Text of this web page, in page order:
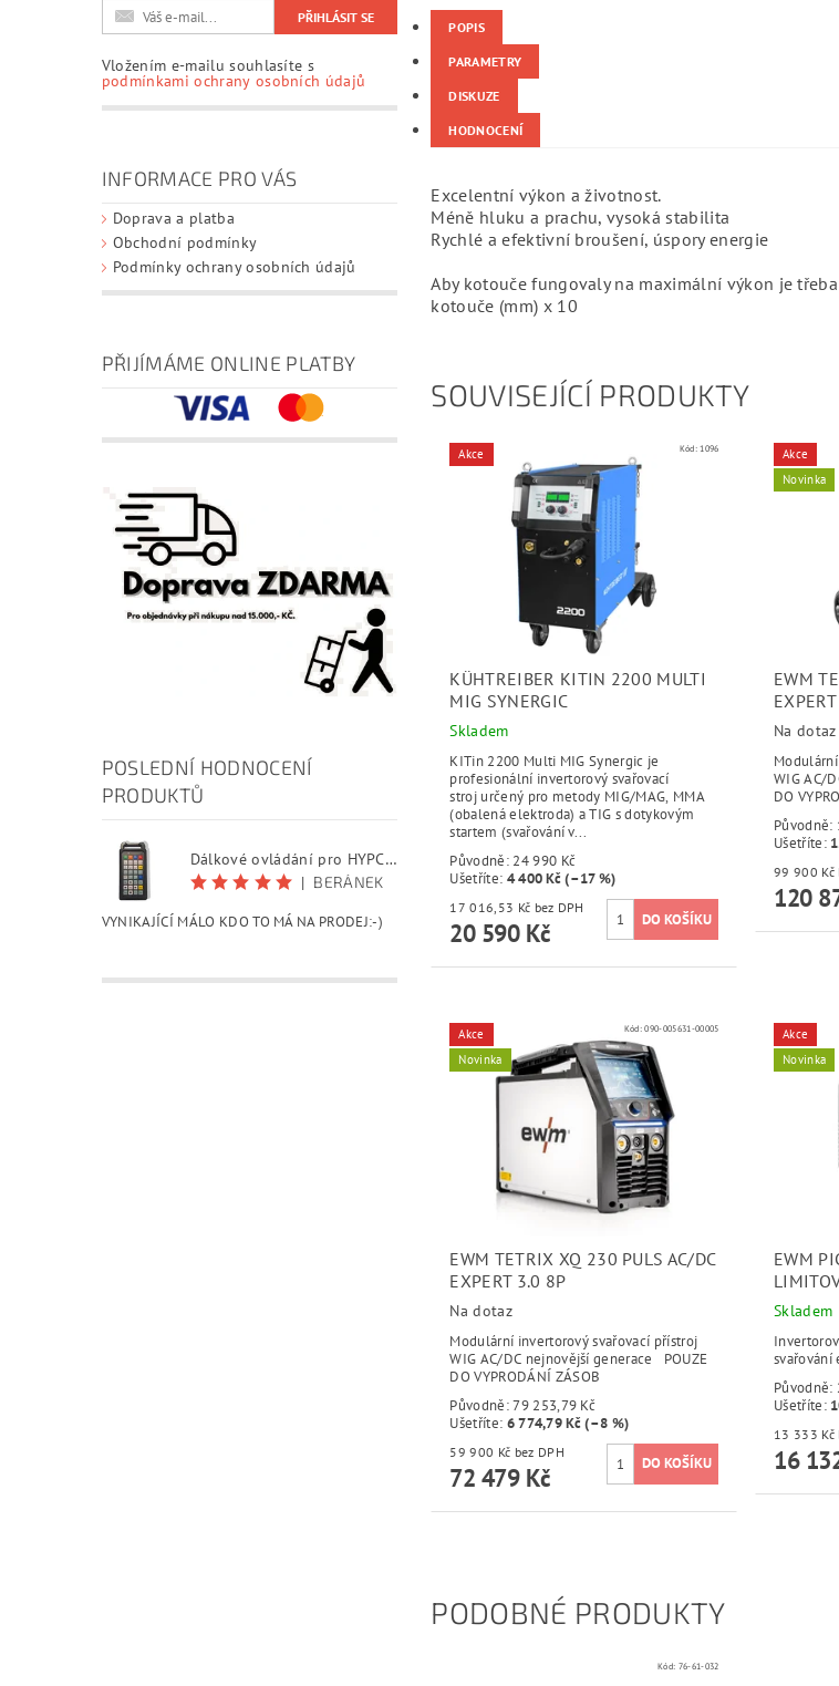
Vložením e-mailu souhlasíte s
podmínkami ochrany osobních údajů
INFORMACE PRO VÁS
Doprava a platba
Obchodní podmínky
Podmínky ochrany osobních údajů
PŘIJÍMÁME ONLINE PLATBY
POSLEDNÍ HODNOCENÍ
PRODUKTŮ
Dálkové ovládání pro HYPCUT software
| BERÁNEK
VYNIKAJÍCÍ MÁLO KDO TO MÁ NA PRODEJ:-)
POPIS
PARAMETRY
DISKUZE
HODNOCENÍ
Excelentní výkon a životnost.
Méně hluku a prachu, vysoká stabilita
Rychlé a efektivní broušení, úspory energie
Aby kotouče fungovaly na maximální výkon je
kotouče (mm) x 10
SOUVISEJÍCÍ PRODUKTY
Akce Kód:1096
KÜHTREIBER KITIN 2200 MULTI
MIG SYNERGIC
Skladem
KITin 2200 Multi MIG Synergic je
profesionální invertorový svařovací
stroj určený pro metody MIG/MAG, MMA
(obalená elektroda) a TIG s dotykovým
startem (svařování v...
Původně: 24 990 Kč
Ušetříte: 4 400 Kč (–17 %)
17 016,53 Kč bez DPH
20 590 Kč
Akce
Novinka
EWM
Na dotaz
WIG AC/
DO
Původně:
Ušetříte:
120
Akce
Novinka
Kód:090-005631-00005
EWM TETRIX XQ 230 PULS AC/DC
EXPERT 3.0 8P
Na dotaz
Modulární invertorový svařovací přístroj
WIG AC/DC nejnovější generace POUZE
DO VYPRODÁNÍ ZÁSOB
Původně:79 253,79 Kč
Ušetříte: 6 774,79 Kč (–8 %)
59 900 Kč bez DPH
72 479 Kč
Akce
Novinka
EWM
Skladem
svařování
Původně:
Ušetříte:
16
PODOBNÉ PRODUKTY
Kód: 76-61-032